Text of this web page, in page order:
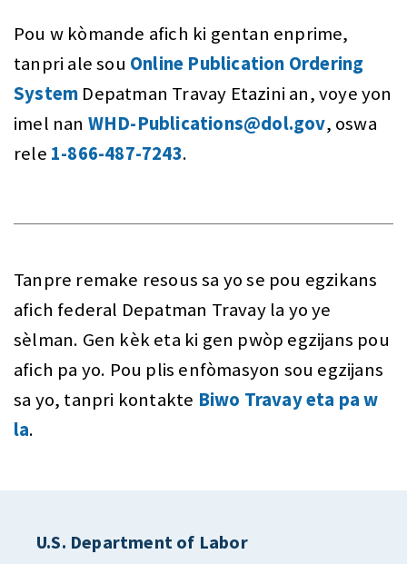
Pou w kòmande afich ki gentan enprime,
tanpri ale sou Online Publication Ordering
System Depatman Travay Etazini an, voye yon
imel nan WHD-Publications@dol.gov, oswa
rele 1-866-487-7243.
Tanpre remake resous sa yo se pou egzikans
afich federal Depatman Travay la yo ye
sèlman. Gen kèk eta ki gen pwòp egzijans pou
afich pa yo. Pou plis enfòmasyon sou egzijans
sa yo, tanpri kontakte Biwo Travay eta pa w
la.
U.S. Department of Labor